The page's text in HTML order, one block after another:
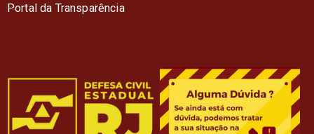
Portal da Transparência